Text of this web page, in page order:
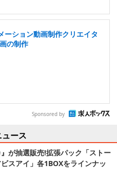
ーション動画制作クリエイタ
の制作
Sponsored by
ース
が抽選販売!拡張パック「ストー
スアイ」各1BOXをラインナッ